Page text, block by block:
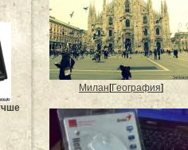
Милан [География]